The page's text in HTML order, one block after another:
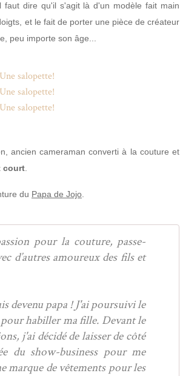
faut dire qu'il s'agit là d'un modèle fait main
et le fait de porter une pièce de créateur
peu importe son âge...
ancien cameraman converti à la couture et
court
du Papa de Jojo
pour la couture, passe-
d’autres amoureux des fils et
devenu papa ! J'ai poursuivi le
habiller ma fille. Devant le
j'ai décidé de laisser de côté
du show-business pour me
marque de vêtements pour les